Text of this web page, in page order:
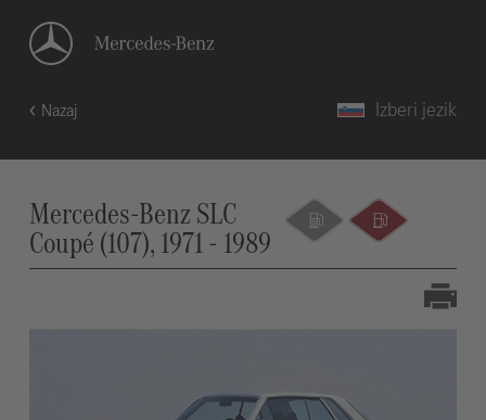
Nazaj Izberi jezik
Mercedes-Benz SLC
Coupé (107), 1971 - 1989